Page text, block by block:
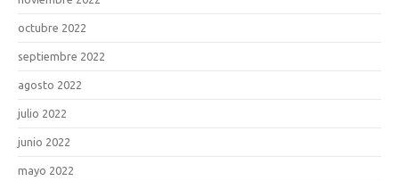
octubre 2022
septiembre 2022
agosto 2022
julio 2022
junio 2022
mayo 2022